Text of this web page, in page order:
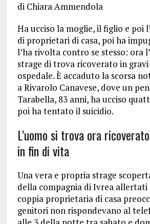
di Chiara Ammendola
Ha ucciso la moglie, il figlio e poi
di proprietari di casa, poi ha
l’ha rivolta contro se stesso: ora
strage di trova ricoverato in
ospedale. È accaduto la scorsa
a Rivarolo Canavese, dove un
Tarabella, 83 anni, ha ucciso
poi ha tentato il suicidio.
L’uomo si trova ora
in fin di vita
Una vera e propria strage
della compagnia di Ivrea
coppia proprietaria di casa
genitori non rispondevano al